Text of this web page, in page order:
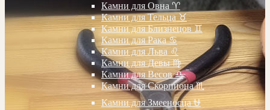
Камни для Овна ♈️
Камни для Тельца ♉️
Камни для Близнецов ♊️
Камни для Рака ♋️
Камни для Льва ♌️
Камни для Девы ♍️
Камни для Весов ♎️
Камни для Скорпиона ♏️
Камни для Змееносца ⛎